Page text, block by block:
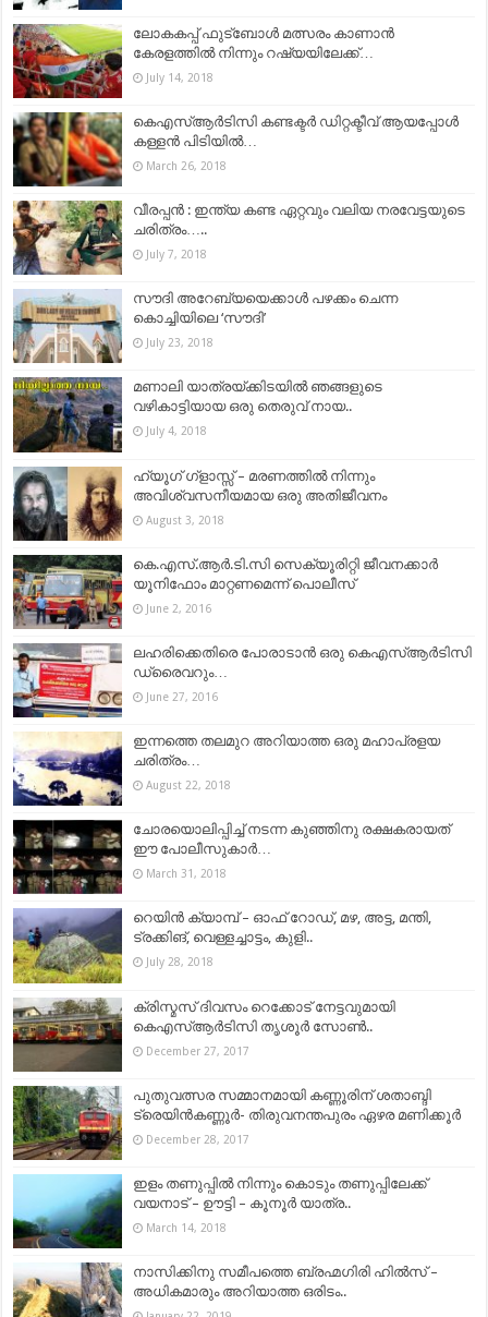
ലോകകപ്പ് ഫുട്‍ബോൾ മത്സരം കാണാൻ
കേരളത്തിൽ നിന്നും റഷ്യയിലേക്ക്…
July 14, 2018
കെഎസ്ആര്‍ടിസി കണ്ടക്ടര്‍ ഡിറ്റക്ടീവ് ആയപ്പോള്‍
കള്ളന്‍ പിടിയില്‍…
March 26, 2018
വീരപ്പന്‍ : ഇന്ത്യ കണ്ട ഏറ്റവും വലിയ നരവേട്ടയുടെ
ചരിത്രം…..
July 7, 2018
സൗദി അറേബ്യയെക്കാൾ പഴക്കം ചെന്ന
കൊച്ചിയിലെ ‘സൗദി’
July 23, 2018
മണാലി യാത്രയ്ക്കിടയിൽ ഞങ്ങളുടെ
വഴികാട്ടിയായ ഒരു തെരുവ് നായ..
July 4, 2018
ഹ്യൂഗ്‌ ഗ്ളാസ്സ്‌ – മരണത്തിൽ നിന്നും
അവിശ്വസനീയമായ ഒരു അതിജീവനം
August 3, 2018
കെ.എസ്.ആര്‍.ടി.സി സെക്യൂരിറ്റി ജീവനക്കാര്‍
യൂനിഫോം മാറ്റണമെന്ന് പൊലീസ്
June 2, 2016
ലഹരിക്കെതിരെ പോരാടാന്‍ ഒരു കെഎസ്ആര്‍ടിസി
ഡ്രൈവറും…
June 27, 2016
ഇന്നത്തെ തലമുറ അറിയാത്ത ഒരു മഹാപ്രളയ
ചരിത്രം…
August 22, 2018
ചോരയൊലിപ്പിച്ച് നടന്ന കുഞ്ഞിനു രക്ഷകരായത്
ഈ പോലീസുകാര്‍…
March 31, 2018
റെയിൻ ക്യാമ്പ് – ഓഫ് റോഡ്, മഴ, അട്ട, മന്തി,
ട്രക്കിങ്, വെള്ളച്ചാട്ടം, കുളി..
July 28, 2018
ക്രിസ്മസ് ദിവസം റെക്കോട് നേട്ടവുമായി
കെഎസ്‌ആര്‍ടിസി തൃശൂര്‍ സോണ്‍..
December 27, 2017
പുതുവത്സര സമ്മാനമായി കണ്ണൂരിന് ശതാബ്ദി
ട്രെയിൻകണ്ണൂർ- തിരുവനന്തപുരം ഏഴര മണിക്കൂർ
December 28, 2017
ഇളം തണുപ്പിൽ നിന്നും കൊടും തണുപ്പിലേക്ക്
വയനാട് – ഊട്ടി – കൂനൂർ യാത്ര..
March 14, 2018
നാസിക്കിനു സമീപത്തെ ബ്രഹ്മഗിരി ഹിൽസ് –
അധികമാരും അറിയാത്ത ഒരിടം..